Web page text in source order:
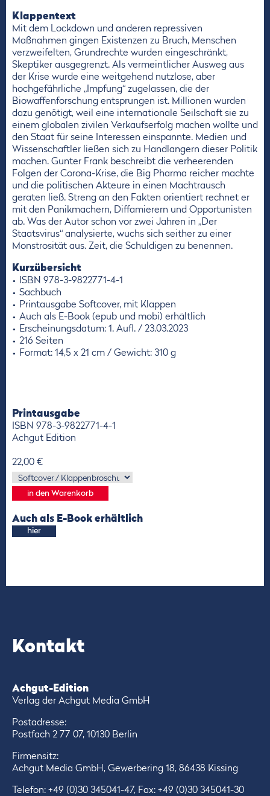
Klappentext
Mit dem Lockdown und anderen repressiven
Maßnahmen gingen Existenzen zu Bruch, Menschen
verzweifelten, Grundrechte wurden eingeschränkt,
Skeptiker ausgegrenzt. Als vermeintlicher Ausweg aus
der Krise wurde eine weitgehend nutzlose, aber
hochgefährliche „Impfung“ zugelassen, die der
Biowaffenforschung entsprungen ist. Millionen wurden
dazu genötigt, weil eine internationale Seilschaft sie zu
einem globalen zivilen Verkaufserfolg machen wollte und
den Staat für seine Interessen einspannte. Medien und
Wissenschaftler ließen sich zu Handlangern dieser Politik
machen. Gunter Frank beschreibt die verheerenden
Folgen der Corona-Krise, die Big Pharma reicher machte
und die politischen Akteure in einen Machtrausch
geraten ließ. Streng an den Fakten orientiert rechnet er
mit den Panikmachern, Diffamierern und Opportunisten
ab. Was der Autor schon vor zwei Jahren in „Der
Staatsvirus“ analysierte, wuchs sich seither zu einer
Monstrosität aus. Zeit, die Schuldigen zu benennen.
Kurzübersicht
ISBN 978-3-9822771-4-1
Sachbuch
Printausgabe Softcover, mit Klappen
Auch als E-Book (epub und mobi) erhältlich
Erscheinungsdatum: 1. Aufl. / 23.03.2023
216 Seiten
Format: 14,5 x 21 cm / Gewicht: 310 g
Printausgabe
ISBN 978-3-9822771-4-1
Achgut Edition
22,00 €
Auch als E-Book erhältlich
hier
Kontakt
Achgut-Edition
Verlag der Achgut Media GmbH
Postadresse:
Postfach 2 77 07, 10130 Berlin
Firmensitz:
Achgut Media GmbH, Gewerbering 18, 86438 Kissing
Telefon: +49 (0)30 345041-47, Fax: +49 (0)30 345041-30